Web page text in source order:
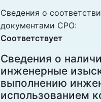
Сведения о
документами СРО:
Соответствует
Сведения о
инженерные
выполнению
использованием